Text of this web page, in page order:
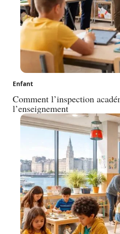
Enfant
Comment l’inspection
l’enseignement